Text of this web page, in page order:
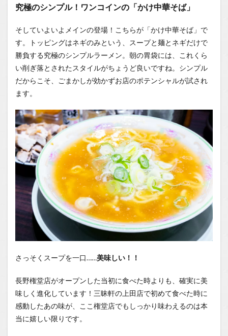
究極のシンプル！ワンコインの「かけ中華そば」
そしていよいよメインの登場！こちらが「かけ中華そば」で
す。トッピングはネギのみという、スープと麺とネギだけで
勝負する究極のシンプルラーメン。朝の胃袋には、これくら
い削ぎ落とされたスタイルがちょうど良いですね。シンプル
だからこそ、ごまかしが効かずお店のポテンシャルが試され
ます。
さっそくスープを一口……美味しい！！
長野権堂店がオープンした当初に食べた時よりも、確実に美
味しく進化しています！三昧軒の上田店で初めて食べた時に
感動したあの味が、ここ権堂店でもしっかり味わえるのは本
当に嬉しい限りです。